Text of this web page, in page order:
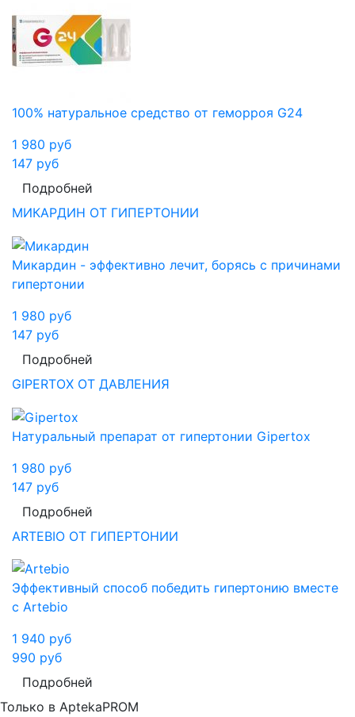
100% натуральное средство от геморроя G24
1 980 руб
147 руб
Подробней
МИКАРДИН ОТ ГИПЕРТОНИИ
Микардин - эффективно лечит, борясь с причинами
гипертонии
1 980 руб
147 руб
Подробней
GIPERTOX ОТ ДАВЛЕНИЯ
Натуральный препарат от гипертонии Gipertox
1 980 руб
147 руб
Подробней
ARTEBIO ОТ ГИПЕРТОНИИ
Эффективный способ победить гипертонию вместе
с Artebio
1 940 руб
990 руб
Подробней
Только в AptekaPROM